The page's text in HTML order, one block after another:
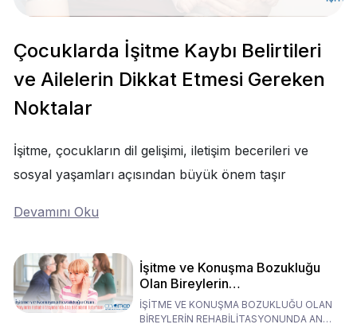
Çocuklarda İşitme Kaybı Belirtileri
ve Ailelerin Dikkat Etmesi Gereken
Noktalar
İşitme, çocukların dil gelişimi, iletişim becerileri ve
sosyal yaşamları açısından büyük önem taşır
Devamını Oku
İşitme ve Konuşma Bozukluğu
Olan Bireylerin
Rehabilitasyonunda Ana
Babaların Tutumları
İŞİTME VE KONUŞMA BOZUKLUĞU OLAN
BİREYLERİN REHABİLİTASYONUNDA ANA